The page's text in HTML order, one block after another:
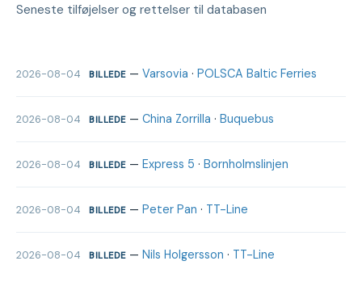
Seneste tilføjelser og rettelser til databasen
2026-08-04 BILLEDE— Varsovia · POLSCA Baltic Ferries
2026-08-04 BILLEDE— China Zorrilla · Buquebus
2026-08-04 BILLEDE— Express 5 · Bornholmslinjen
2026-08-04 BILLEDE— Peter Pan · TT-Line
2026-08-04 BILLEDE— Nils Holgersson · TT-Line